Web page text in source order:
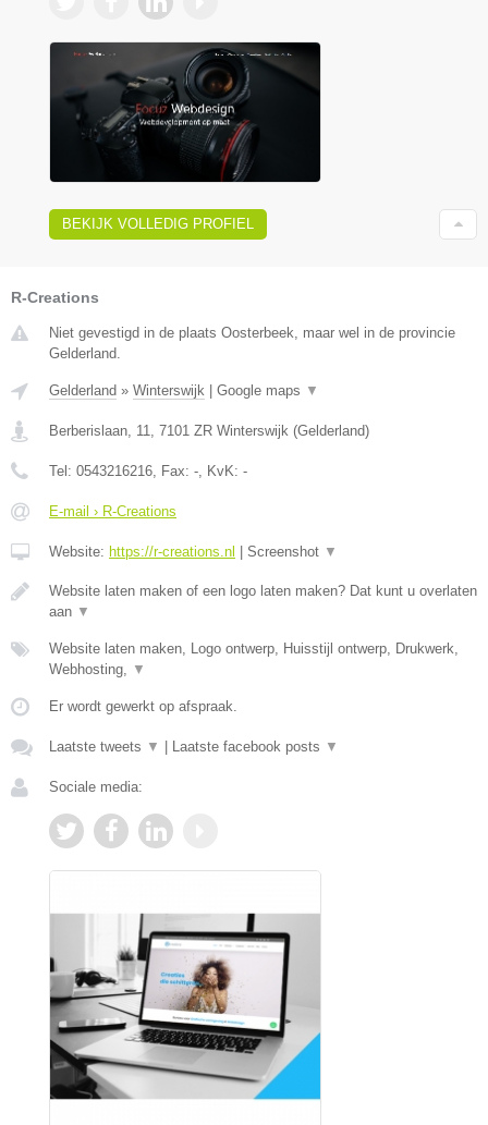
BEKIJK VOLLEDIG PROFIEL
R-Creations
Niet gevestigd in de plaats Oosterbeek, maar wel in de provincie
Gelderland.
Gelderland » Winterswijk | Google maps ▼
Berberislaan, 11 7101 ZR Winterswijk (Gelderland)
Tel: 0543216216 , Fax: - , KvK: -
E-mail › R-Creations
Website: https://r-creations.nl | Screenshot ▼
Website laten maken of een logo laten maken? Dat kunt u overlaten
aan ▼
Website laten maken, Logo ontwerp, Huisstijl ontwerp, Drukwerk,
Webhosting,
▼
Er wordt gewerkt op afspraak.
Laatste tweets ▼ | Laatste facebook posts ▼
Sociale media: